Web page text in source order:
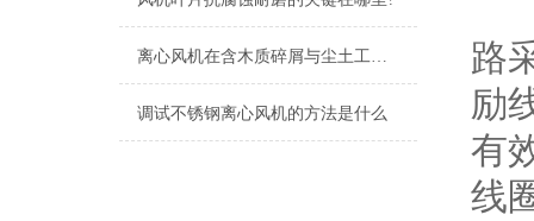
离心风机在含木质碎屑与尘土工况下的高效应用解析
调试不锈钢离心风机的方法是什么
路
励
有
线